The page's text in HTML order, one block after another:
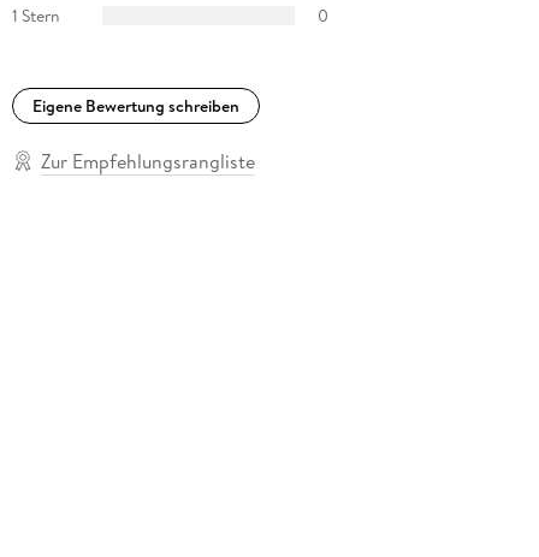
1 Stern
0
Eigene Bewertung schreiben
Zur Empfehlungsrangliste